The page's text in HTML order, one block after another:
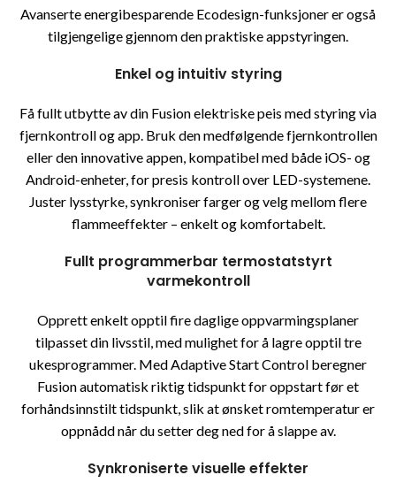
Avanserte energibesparende Ecodesign-funksjoner er også
tilgjengelige gjennom den praktiske appstyringen.
Enkel og intuitiv styring
Få fullt utbytte av din Fusion elektriske peis med styring via
fjernkontroll og app. Bruk den medfølgende fjernkontrollen
eller den innovative appen, kompatibel med både iOS- og
Android-enheter, for presis kontroll over LED-systemene.
Juster lysstyrke, synkroniser farger og velg mellom flere
flammeeffekter – enkelt og komfortabelt.
Fullt programmerbar termostatstyrt
varmekontroll
Opprett enkelt opptil fire daglige oppvarmingsplaner
tilpasset din livsstil, med mulighet for å lagre opptil tre
ukesprogrammer. Med Adaptive Start Control beregner
Fusion automatisk riktig tidspunkt for oppstart før et
forhåndsinnstilt tidspunkt, slik at ønsket romtemperatur er
oppnådd når du setter deg ned for å slappe av.
Synkroniserte visuelle effekter